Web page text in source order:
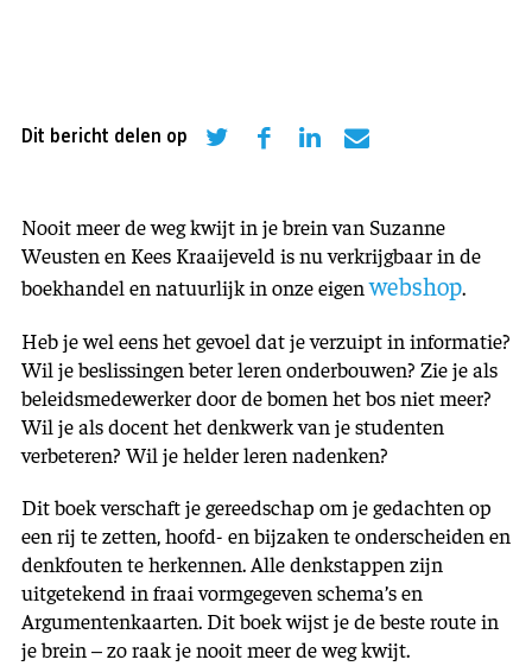
Dit bericht delen op
Nooit meer de weg kwijt in je brein van Suzanne
Weusten en Kees Kraaijeveld is nu verkrijgbaar in de
boekhandel en natuurlijk in onze eigenwebshop.
Heb je wel eens het gevoel dat je verzuipt in informatie?
Wil je beslissingen beter leren onderbouwen? Zie je als
beleidsmedewerker door de bomen het bos niet meer?
Wil je als docent het denkwerk van je studenten
verbeteren? Wil je helder leren nadenken?
Dit boek verschaft je gereedschap om je gedachten op
een rij te zetten, hoofd- en bijzaken te onderscheiden en
denkfouten te herkennen. Alle denkstappen zijn
uitgetekend in fraai vormgegeven schema’s en
Argumentenkaarten. Dit boek wijst je de beste route in
je brein – zo raak je nooit meer de weg kwijt.